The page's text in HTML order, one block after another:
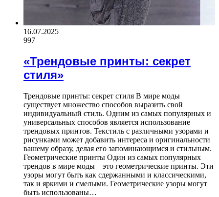
16.07.2025
997
«Трендовые принты: секрет
стиля»
Трендовые принты: секрет стиля В мире моды
существует множество способов выразить свой
индивидуальный стиль. Одним из самых популярных и
универсальных способов является использование
трендовых принтов. Текстиль с различными узорами и
рисунками может добавить интереса и оригинальности
вашему образу, делая его запоминающимся и стильным.
Геометрические принты Один из самых популярных
трендов в мире моды – это геометрические принты. Эти
узоры могут быть как сдержанными и классическими,
так и яркими и смелыми. Геометрические узоры могут
быть использованы…